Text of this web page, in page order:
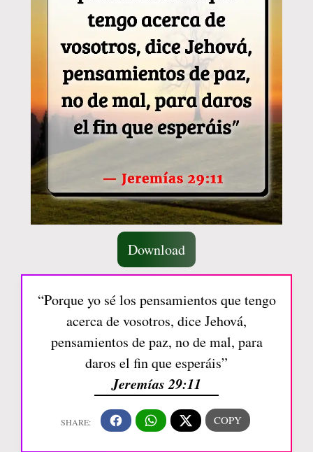
Download
“Porque yo sé los pensamientos que tengo
acerca de vosotros, dice Jehová,
pensamientos de paz, no de mal, para
daros el fin que esperáis”
Jeremías 29:11